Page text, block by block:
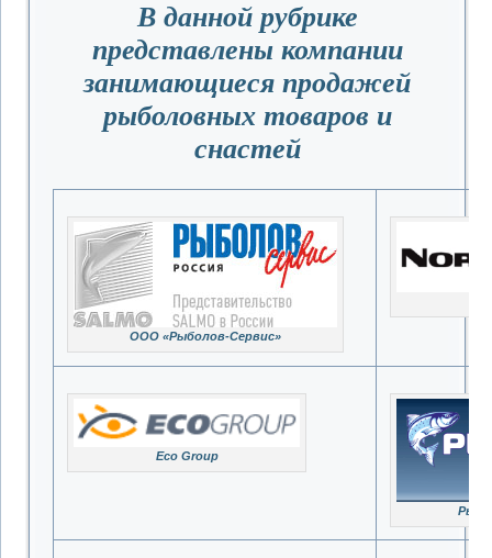
В данной рубрике
представлены компании
занимающиеся продажей
рыболовных товаров и
снастей
ООО «Рыболов-Сервис»
Eco Group